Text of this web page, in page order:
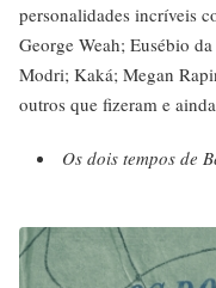
personalidades incríveis
George Weah; Eusébio
Modri; Kaká; Megan
outros que fizeram e
Os dois tempos de